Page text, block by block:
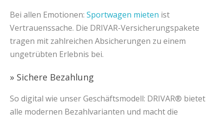
Bei allen Emotionen: Sportwagen mieten ist
Vertrauenssache. Die DRIVAR-Versicherungspakete
tragen mit zahlreichen Absicherungen zu einem
ungetrübten Erlebnis bei.
» Sichere Bezahlung
So digital wie unser Geschäftsmodell: DRIVAR® bietet
alle modernen Bezahlvarianten und macht die